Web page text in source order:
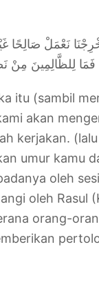
نَعْمَلْ صَالِحًا
لِلظَّالِمِينَ مِنْ
itu (sambil
akan
kerjakan.
umur kamu
oleh
oleh Rasul
orang-